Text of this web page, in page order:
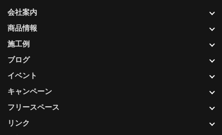
会社案内
商品情報
施工例
ブログ
イベント
キャンペーン
フリースペース
リンク